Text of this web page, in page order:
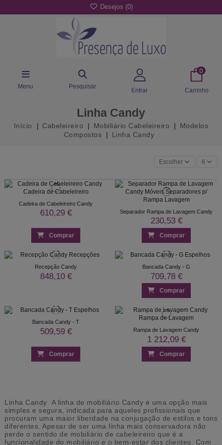
Desejos (0)
Menu Pesquisar
Entrar
0
Carrinho
Linha Candy
Início Cabeleireiro Mobiliário Cabeleireiro
Modelos
Compostos
Linha Candy
Escolher 6
Cadeira de Cabeleireiro Candy
610,29 €
Comprar
Separador Rampa de Lavagem Candy
230,53 €
Comprar
Recepção Candy
848,10 €
Bancada Candy - G
709,78 €
Comprar
Bancada Candy - T
509,59 €
Comprar
Rampa de Lavagem Candy
1 212,09 €
Comprar
Linha Candy A linha de mobiliário Candy é uma opção mais
simples e segura, indicada para aqueles profissionais que
procuram uma maior liberdade na conjugação de estilos e tons
diferentes. Apesar de ser uma linha mais conservadora não
perde o sentido de mobiliário de cabeleireiro que é a
funcionalidade do mobiliário e o bem-estar dos clientes. Com